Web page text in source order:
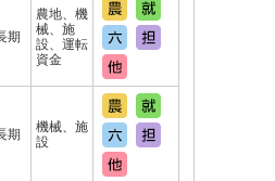
期
農地、機
械、施
設、運転
資金
期
機械、施
設